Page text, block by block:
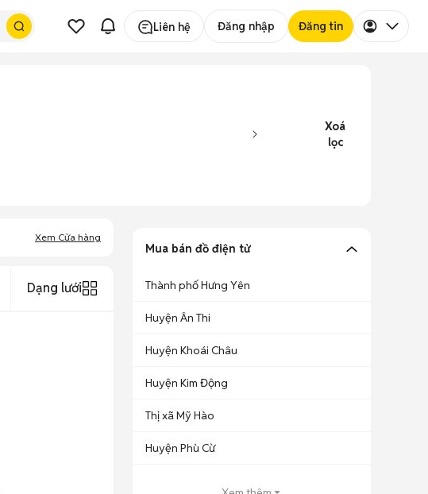
Liên hệ Đăng nhập Đăng tin
Xoá
lọc
Xem Cửa hàng
Dạng lưới
Mua bán đồ điện tử
Thành phố Hưng Yên
Huyện Ân Thi
Huyện Khoái Châu
Huyện Kim Động
Thị xã Mỹ Hào
Huyện Phù Cừ